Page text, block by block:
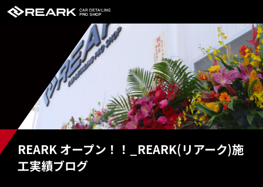
REARK オープン！！_REARK(リアーク)施
工実績ブログ